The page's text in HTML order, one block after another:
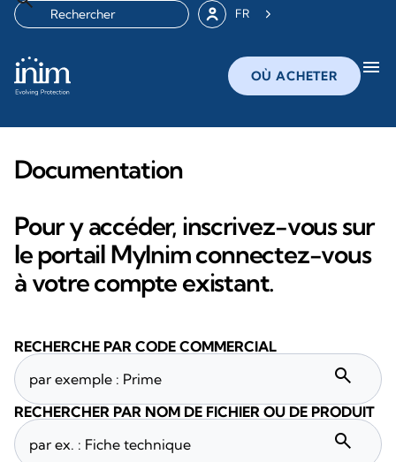
FR
OÙ ACHETER menu
Documentation
Pour y accéder, inscrivez-vous sur
le portail MyInim connectez-vous
à votre compte existant.
RECHERCHE PAR CODE COMMERCIAL
search
RECHERCHER PAR NOM DE FICHIER OU DE PRODUIT
search